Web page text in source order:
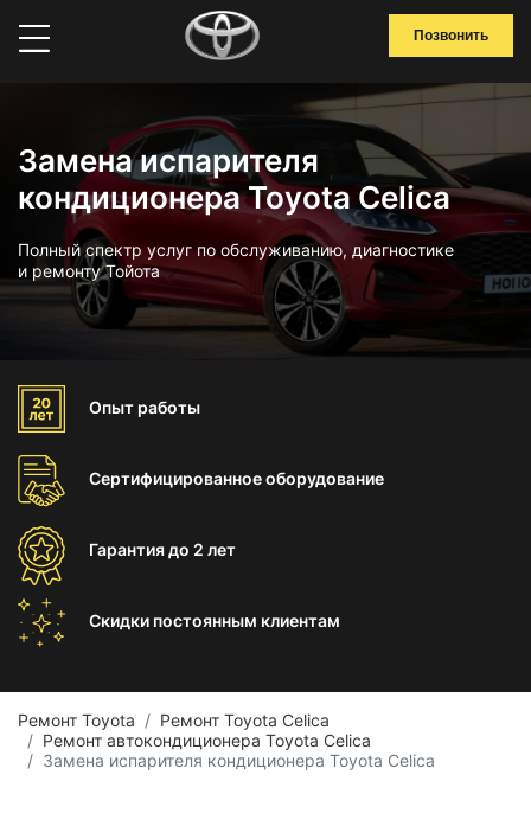
Позвонить
Замена испарителя
кондиционера Toyota Celica
Полный спектр услуг по обслуживанию, диагностике
и ремонту Тойота
Опыт работы
Сертифицированноеоборудование
Гарантиядо 2 лет
Скидки постоянным клиентам
Ремонт Toyota
Ремонт Toyota Celica
Ремонт автокондиционера Toyota Celica
Замена испарителя кондиционера Toyota Celica